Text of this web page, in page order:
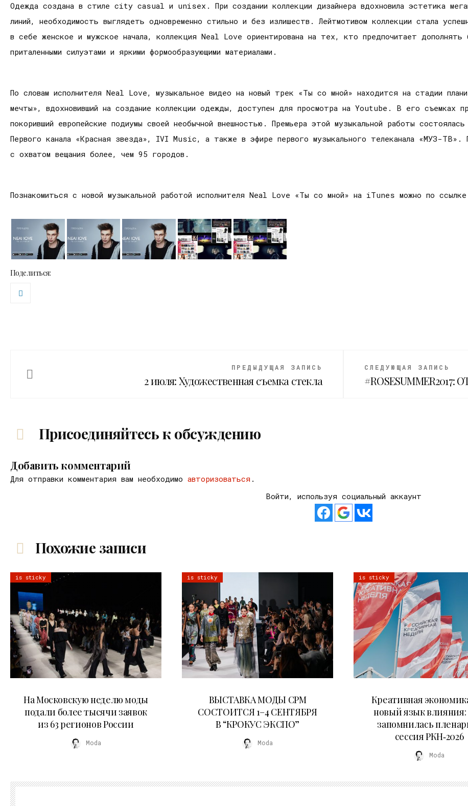
Одежда создана в стиле city casual и unisex. При создании коллекции дизайнера вдохновила эстетика
линий, необходимость выглядеть одновременно стильно и без излишеств. Лейтмотивом коллекции стала
в себе женское и мужское начала, коллекция Neal Love ориентирована на тех, кто предпочитает дополнять
приталенными силуэтами и яркими формообразующими материалами.
По словам исполнителя Neal Love, музыкальное видео на новый трек «Ты со мной» находится на стадии
мечты», вдохновивший на создание коллекции одежды, доступен для просмотра на Youtube. В его съемках
покоривший европейские подиумы своей необычной внешностью. Премьера этой музыкальной работы
Первого канала «Красная звезда», IVI Music, а также в эфире первого музыкального телеканала «МУЗ-ТВ».
с охватом вещания более, чем 95 городов.
Познакомиться с новой музыкальной работой исполнителя Neal Love «Ты со мной» на iTunes можно по
Поделиться:
ПРЕДЫДУЩАЯ ЗАПИСЬ
2 июля: Художественная съемка стекла
СЛЕДУЮЩАЯ ЗАПИСЬ
Присоединяйтесь к обсуждению
Добавить комментарий
Для отправки комментария вам необходимо авторизоваться .
Войти, используя социальный аккаунт
Похожие записи
is sticky
На Московскую неделю моды
подали более тысячи заявок
из 63 регионов России
Moda
is sticky
ВЫСТАВКА МОДЫ CPM
СОСТОИТСЯ 1–4 СЕНТЯБРЯ
В “КРОКУС ЭКСПО”
Moda
is sticky
Креативная
новый язык
запомнилась
сессия РКН‑2026
Moda